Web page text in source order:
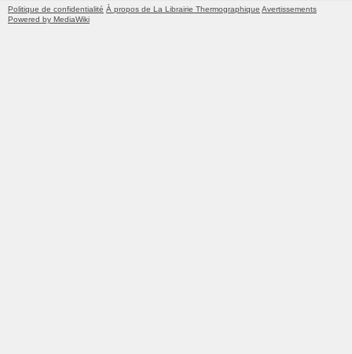
Politique de confidentialité À propos de La Librairie Thermographique Avertissements
Powered by MediaWiki